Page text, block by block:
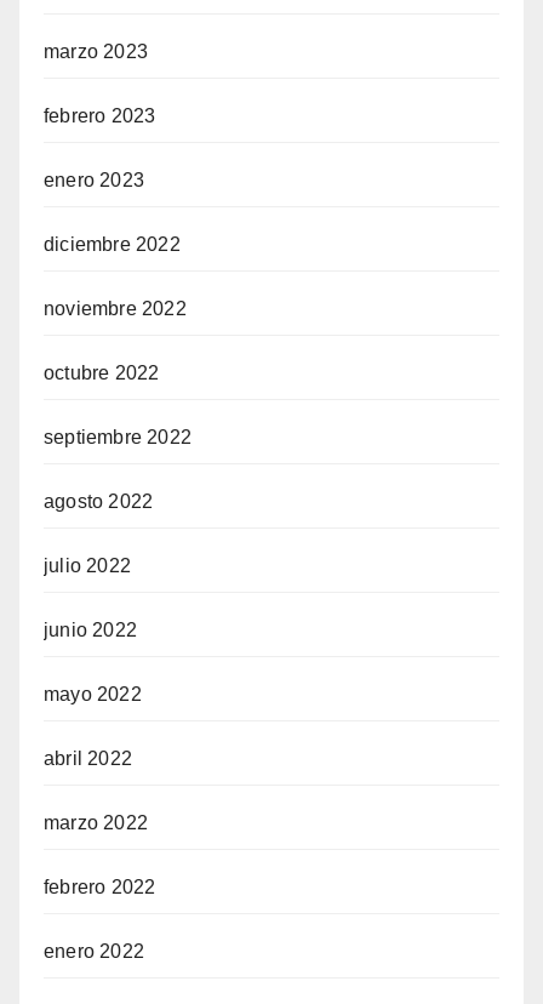
marzo 2023
febrero 2023
enero 2023
diciembre 2022
noviembre 2022
octubre 2022
septiembre 2022
agosto 2022
julio 2022
junio 2022
mayo 2022
abril 2022
marzo 2022
febrero 2022
enero 2022